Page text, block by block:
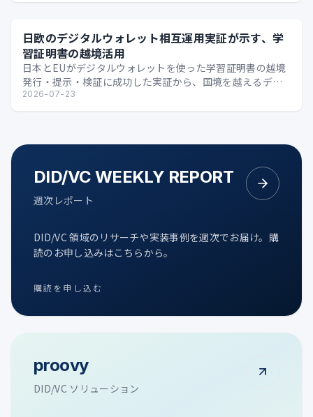
日欧のデジタルウォレット相互運用実証が示す、学
習証明書の越境活用
日本とEUがデジタルウォレットを使った学習証明書の越境
発行・提示・検証に成功した実証から、国境を越えるデジ
タル証明の可能性を整理します。
2026-07-23
DID/VC WEEKLY REPORT
週次レポート
DID/VC 領域のリサーチや実装事例を週次でお届け。購
読のお申し込みはこちらから。
購読を申し込む
proovy
DID/VC ソリューション